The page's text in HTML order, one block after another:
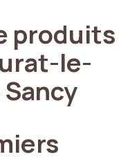
produits
le-
Sancy